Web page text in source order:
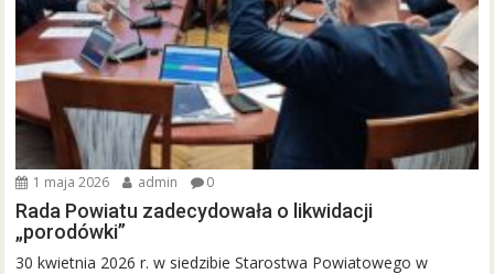
1 maja 2026 admin 0
Rada Powiatu zadecydowała o likwidacji
„porodówki”
30 kwietnia 2026 r. w siedzibie Starostwa Powiatowego w